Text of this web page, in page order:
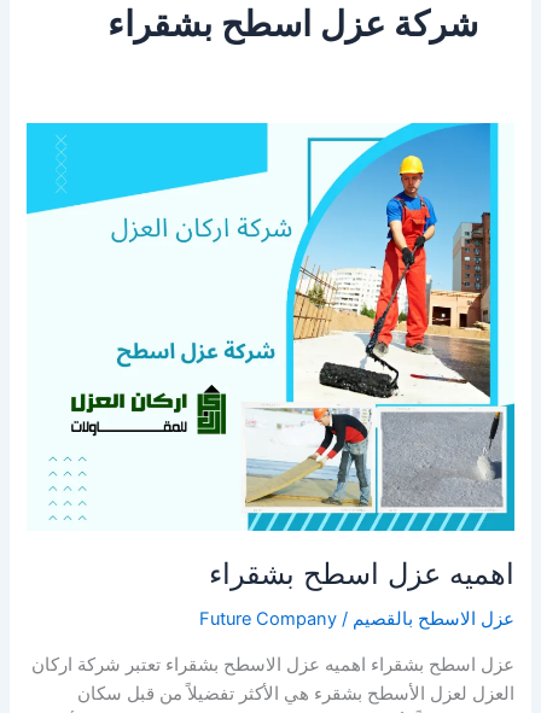
شركة عزل اسطح بشقراء
اهميه عزل اسطح بشقراء
عزل الاسطح بالقصيم /
Future Company
عزل اسطح بشقراء اهميه عزل الاسطح بشقراء تعتبر شركة اركان
العزل لعزل الأسطح بشقرء هي الأكثر تفضيلاً من قبل سكان
بشقراء